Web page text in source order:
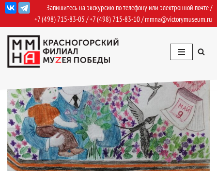
Перейти
к
содержимому
Запишитесь на экскурсию по телефону или электронной почте /
+7 (498) 715-83-05 /+7 (498) 715-83-10/mmna@victorymuseum.ru